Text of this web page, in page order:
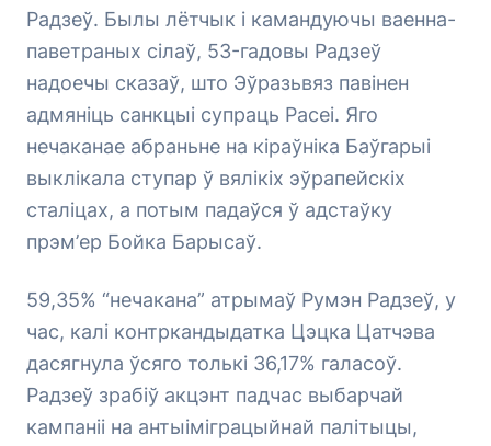
Радзеў. Былы лётчык і камандуючы ваенна-
паветраных сілаў, 53-гадовы Радзеў
надоечы сказаў, што Эўразьвяз павінен
адмяніць санкцыі супраць Расеі. Яго
нечаканае абраньне на кіраўніка Баўгарыі
выклікала ступар ў вялікіх эўрапейскіх
сталіцах, а потым падаўся ў адстаўку
прэм’ер Бойка Барысаў.
59,35% “нечакана” атрымаў Румэн Радзеў, у
час, калі контркандыдатка Цэцка Цатчэва
дасягнула ўсяго толькі 36,17% галасоў.
Радзеў зрабіў акцэнт падчас выбарчай
кампаніі на антыіміграцыйнай палітыцы,